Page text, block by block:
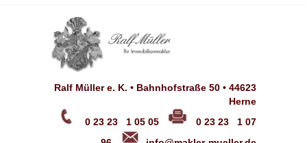
Ralf Müller e. K. • Bahnhofstraße 50 • 44623
Herne
0 23 23 1 05 05
0 23 23 1 07